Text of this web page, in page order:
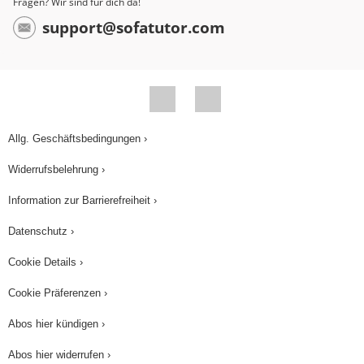
support@sofatutor.com
Allg. Geschäftsbedingungen ›
Widerrufsbelehrung ›
Information zur Barrierefreiheit ›
Datenschutz ›
Cookie Details ›
Cookie Präferenzen ›
Abos hier kündigen ›
Abos hier widerrufen ›